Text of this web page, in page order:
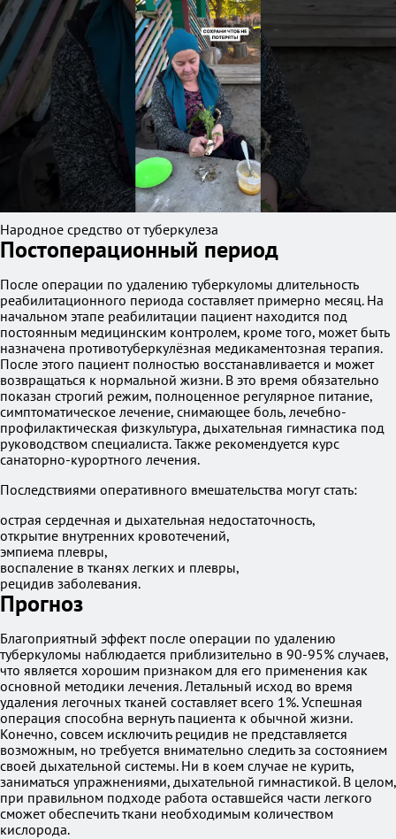
Народное средство от туберкулеза
Постоперационный период
После операции по удалению туберкуломы длительность
реабилитационного периода составляет примерно месяц. На
начальном этапе реабилитации пациент находится под
постоянным медицинским контролем, кроме того, может быть
назначена противотуберкулёзная медикаментозная терапия.
После этого пациент полностью восстанавливается и может
возвращаться к нормальной жизни. В это время обязательно
показан строгий режим, полноценное регулярное питание,
симптоматическое лечение, снимающее боль, лечебно-
профилактическая физкультура, дыхательная гимнастика под
руководством специалиста. Также рекомендуется курс
санаторно-курортного лечения.
Последствиями оперативного вмешательства могут стать:
острая сердечная и дыхательная недостаточность,
открытие внутренних кровотечений,
эмпиема плевры,
воспаление в тканях легких и плевры,
рецидив заболевания.
Прогноз
Благоприятный эффект после операции по удалению
туберкуломы наблюдается приблизительно в 90-95% случаев,
что является хорошим признаком для его применения как
основной методики лечения. Летальный исход во время
удаления легочных тканей составляет всего 1%. Успешная
операция способна вернуть пациента к обычной жизни.
Конечно, совсем исключить рецидив не представляется
возможным, но требуется внимательно следить за состоянием
своей дыхательной системы. Ни в коем случае не курить,
заниматься упражнениями, дыхательной гимнастикой. В целом,
при правильном подходе работа оставшейся части легкого
сможет обеспечить ткани необходимым количеством
кислорода.